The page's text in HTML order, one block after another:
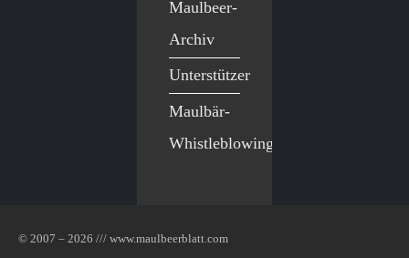
Maulbeer-
Archiv
Unterstützer
Maulbär-
Whistleblowing
© 2007 – 2026 /// www.maulbeerblatt.com